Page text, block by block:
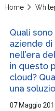
Home
Quali
aziende
nell’era
in questo
cloud?
una
07 Maggio